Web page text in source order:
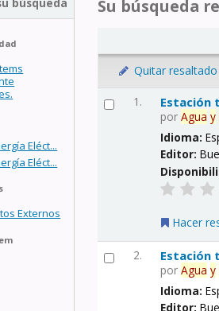
Eléct...
Eléct...
Externos
Su búsqueda
Quitar resaltado
1. Estación
porAgua y
Idioma:
Editor:
Hacer
2. Estación
porAgua y
Idioma:
Editor: